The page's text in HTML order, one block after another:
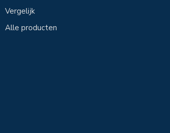
Vergelijk
Alle producten